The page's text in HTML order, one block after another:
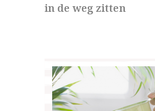
in de weg zitten